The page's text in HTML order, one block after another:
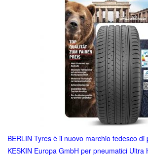
135,00€.56,00€.
BERLIN Tyres è il nuovo marchio tedesco di
KESKIN Europa GmbH per pneumatici Ultra